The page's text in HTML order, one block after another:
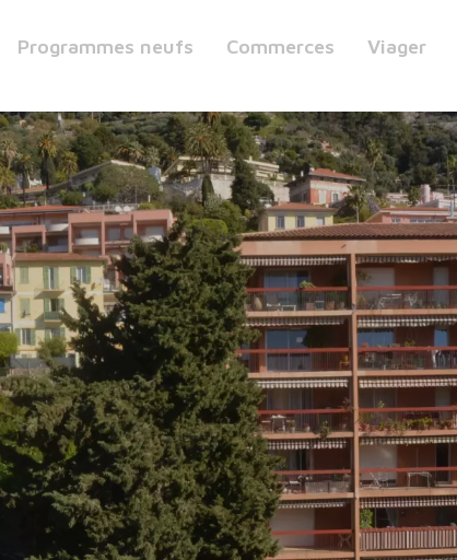
Programmes neufs Commerces Viager